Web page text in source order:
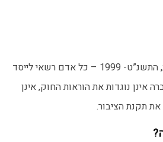
כללי– על פי חוק החברות, התשנ”ט- 1999 – כל אדם רשאי לייסד
אינן נוגדות את הוראות החוק, אינן
את תקנת הציבור.